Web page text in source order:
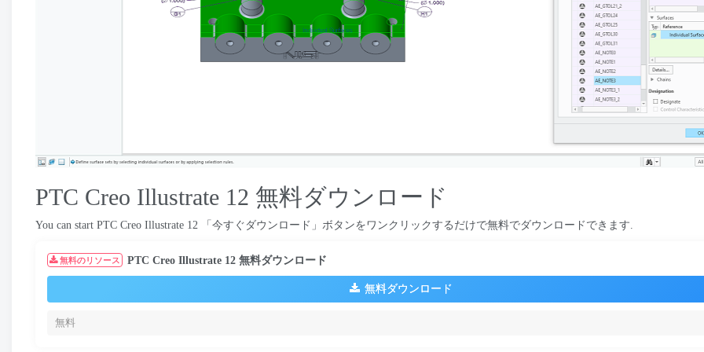
PTC Creo Illustrate 12 無料ダウンロード
You can start PTC Creo Illustrate 12 「今すぐダウンロード」ボタンをワンクリックするだけで無料でダウンロードできます.
無料のリソース PTC Creo Illustrate 12 無料ダウンロード
無料ダウンロード
無料